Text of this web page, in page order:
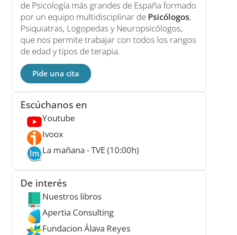
de Psicología más grandes de España formado
por un equipo multidisciplinar de Psicólogos,
Psiquiatras, Logopedas y Neuropsicólogos,
que nos permite trabajar con todos los rangos
de edad y tipos de terapia.
Pide una cita
Escúchanos en
Youtube
Ivoox
La mañana - TVE (10:00h)
De interés
Nuestros libros
Apertia Consulting
Fundacion Álava Reyes